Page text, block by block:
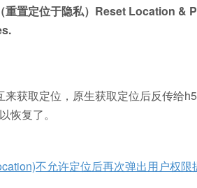
重置定位于隐私）Reset Location &
获取定位，原生获取定位后反传给
恢复了。
不允许定位后再次弹出用户权限